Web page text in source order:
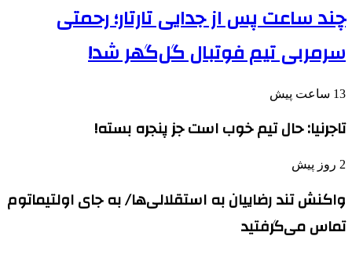
چند ساعت پس از جدایی تارتار؛ رحمتی
سرمربی تیم فوتبال گل‌گهر شد!
13 ساعت پیش
تاجرنیا: حال تیم خوب است جز پنجره بسته!
2 روز پیش
واکنش تند رضاییان به استقلالی‌ها/ به جای اولتیماتوم
تماس می‌گرفتید